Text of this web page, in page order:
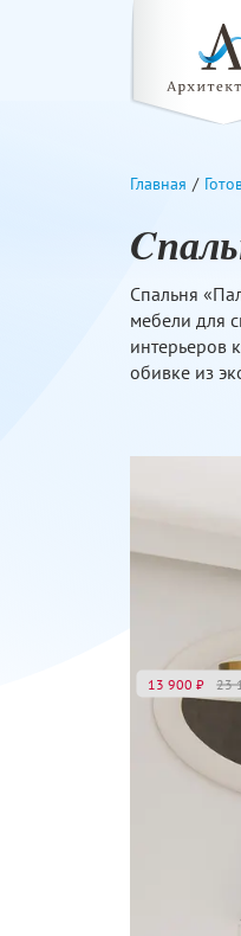
Главная
Спальня
мебели для
интерьеров
обивке из
13 900 ₽ 23